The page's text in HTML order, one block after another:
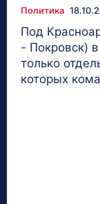
Политика
Под
- Покровск)
только
которых